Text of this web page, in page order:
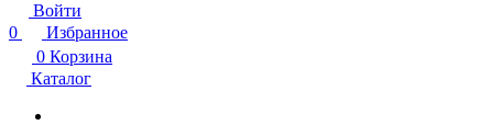
Войти
0
Избранное
0 Корзина
Каталог